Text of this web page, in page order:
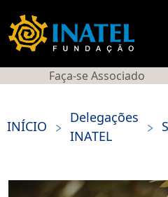
Faça-se Associado
INÍCIO > Delegações
INATEL
>